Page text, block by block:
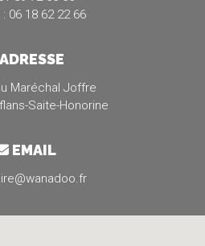
06 18 62 22 66
ADRESSE
Maréchal Joffre
Saite-Honorine
EMAIL